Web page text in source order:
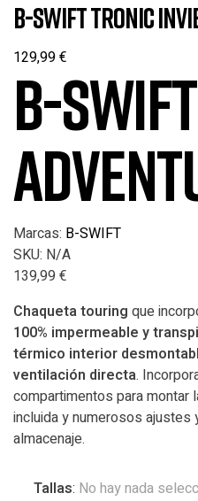
B-SWIFT TRONIC
129,99€
B-SWIFT
Marcas: B-SWIFT
SKU: N/A
139,99 €
Chaqueta touring que
100% impermeable y
térmico interior
ventilación directa.
compartimentos para montar
incluida y numerosos
almacenaje.
Tallas: No hay nada